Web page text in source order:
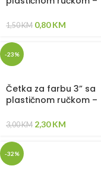
1,50KM 0,80KM
-23%
Četka za farbu 3” sa
plastičnom ručkom –
3,00KM 2,30KM
-32%